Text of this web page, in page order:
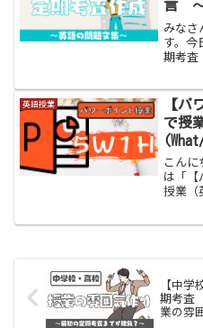
言 〜
みなさ
す。今
期考査
文は
か？生
英語授業
【パ
で授
こん
は「【
授業（
【中
期考査
業の雰